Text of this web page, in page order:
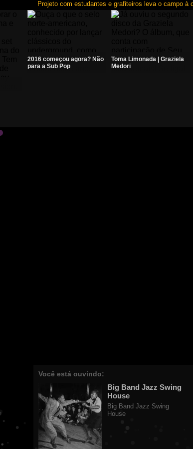
Você está ouvindo:
Big Band Jazz Swing
House
Big Band Jazz Swing
House
Projeto com estudantes e grafiteiros leva o campo à
2016 começou agora? Não
para a Sub Pop
Toma Limonada | Graziela
Medori